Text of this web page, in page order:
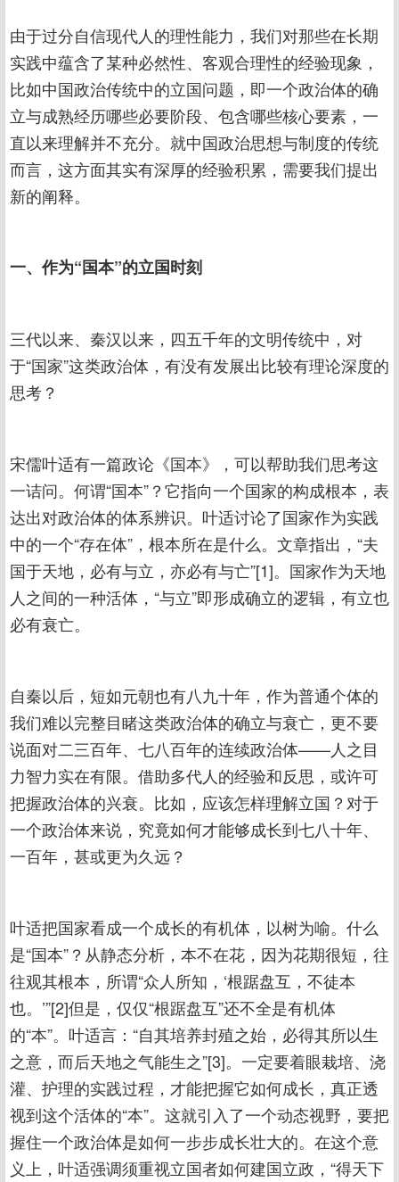
由于过分自信现代人的理性能力，我们对那些在长期
实践中蕴含了某种必然性、客观合理性的经验现象，
比如中国政治传统中的立国问题，即一个政治体的确
立与成熟经历哪些必要阶段、包含哪些核心要素，一
直以来理解并不充分。就中国政治思想与制度的传统
而言，这方面其实有深厚的经验积累，需要我们提出
新的阐释。
一、作为“国本”的立国时刻
三代以来、秦汉以来，四五千年的文明传统中，对
于“国家”这类政治体，有没有发展出比较有理论深度的
思考？
宋儒叶适有一篇政论《国本》，可以帮助我们思考这
一诘问。何谓“国本”？它指向一个国家的构成根本，表
达出对政治体的体系辨识。叶适讨论了国家作为实践
中的一个“存在体”，根本所在是什么。文章指出，“夫
国于天地，必有与立，亦必有与亡”[1]。国家作为天地
人之间的一种活体，“与立”即形成确立的逻辑，有立也
必有衰亡。
自秦以后，短如元朝也有八九十年，作为普通个体的
我们难以完整目睹这类政治体的确立与衰亡，更不要
说面对二三百年、七八百年的连续政治体——人之目
力智力实在有限。借助多代人的经验和反思，或许可
把握政治体的兴衰。比如，应该怎样理解立国？对于
一个政治体来说，究竟如何才能够成长到七八十年、
一百年，甚或更为久远？
叶适把国家看成一个成长的有机体，以树为喻。什么
是“国本”？从静态分析，本不在花，因为花期很短，往
往观其根本，所谓“众人所知，‘根踞盘互，不徒本
也。’”[2]但是，仅仅“根踞盘互”还不全是有机体
的“本”。叶适言：“自其培养封殖之始，必得其所以生
之意，而后天地之气能生之”[3]。一定要着眼栽培、浇
灌、护理的实践过程，才能把握它如何成长，真正透
视到这个活体的“本”。这就引入了一个动态视野，要把
握住一个政治体是如何一步步成长壮大的。在这个意
义上，叶适强调须重视立国者如何建国立政，“得天下